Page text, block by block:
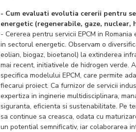
- Cum evaluati evolutia cererii pentru
energetic (regenerabile, gaze, nuclear,
- Cererea pentru servicii EPCM in
in sectorul energetic. Observam o
eolian, biogaz, bioetanol) la extinderea
mai recent, initiativele de hidrogen verde.
specifica modelului EPCM, care permite
fiecarui proiect. Ca furnizor de servicii
expertiza in inginerie multidisciplinara,
siguranta, eficienta si sustenabilitate. Pe
sa continue sa creasca, odata cu
un potential semnificativ, iar colaborarea